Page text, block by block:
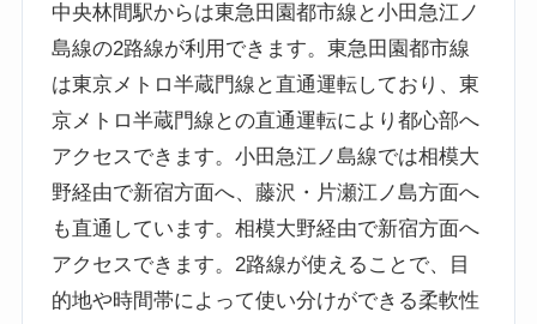
中央林間駅からは東急田園都市線と小田急江ノ
島線の2路線が利用できます。東急田園都市線
は東京メトロ半蔵門線と直通運転しており、東
京メトロ半蔵門線との直通運転により都心部へ
アクセスできます。小田急江ノ島線では相模大
野経由で新宿方面へ、藤沢・片瀬江ノ島方面へ
も直通しています。相模大野経由で新宿方面へ
アクセスできます。2路線が使えることで、目
的地や時間帯によって使い分けができる柔軟性